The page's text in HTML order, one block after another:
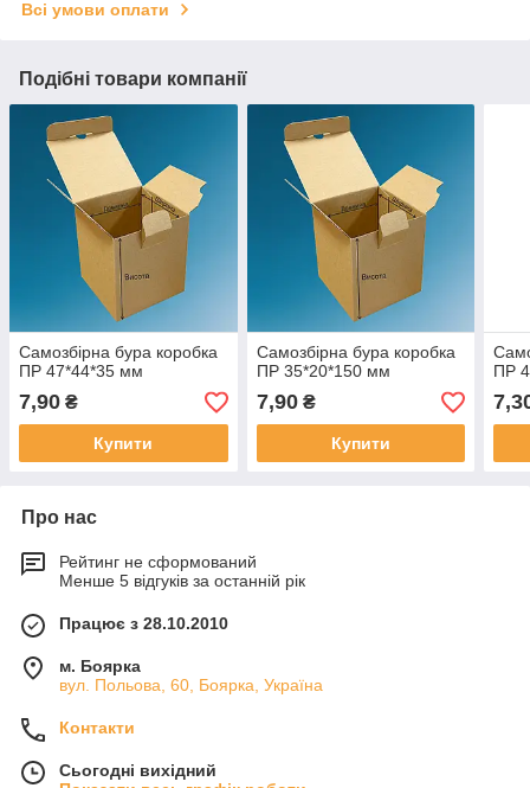
Всі умови оплати
Подібні товари компанії
Самозбірна бура коробка
ПР 47*44*35 мм
7,90 ₴
Купити
Самозбірна бура коробка
ПР 35*20*150 мм
7,90₴
Купити
ПР
Про нас
Рейтинг не сформований
Менше 5 відгуків за останній рік
Працює з 28.10.2010
м. Боярка
вул. Польова, 60, Боярка, Україна
Контакти
Сьогодні вихідний